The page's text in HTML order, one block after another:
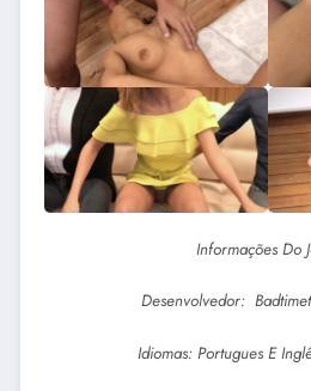
Informações Do
Desenvolvedor:
Idiomas: Portugues E